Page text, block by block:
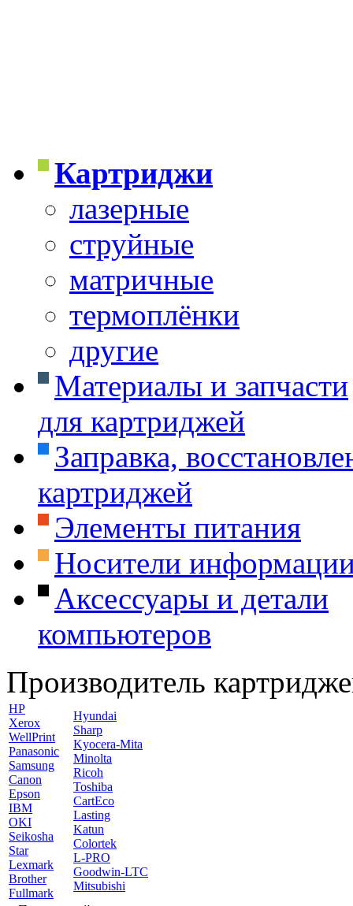
Картриджи
лазерные
струйные
матричные
термоплёнки
другие
Материалы и запчасти
для картриджей
Заправка,
картриджей
Элементы питания
Носители
Аксессуары и детали
компьютеров
Производитель
HP
Xerox
WellPrint
Panasonic
Samsung
Canon
Epson
IBM
OKI
Seikosha
Star
Lexmark
Brother
Fullmark
Hyundai
Sharp
Kyocera-Mita
Minolta
Ricoh
Toshiba
CartEco
Lasting
Katun
Colortek
L-PRO
Goodwin-LTC
Mitsubishi